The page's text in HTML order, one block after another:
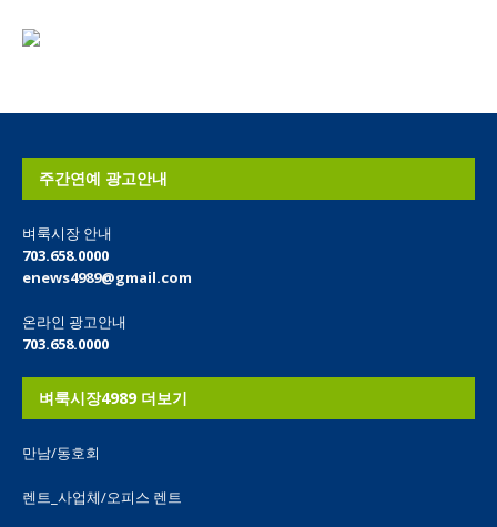
주간연예 광고안내
벼룩시장 안내
703.658.0000
enews4989@gmail.com
온라인 광고안내
703.658.0000
벼룩시장4989 더보기
만남/동호회
렌트_사업체/오피스 렌트